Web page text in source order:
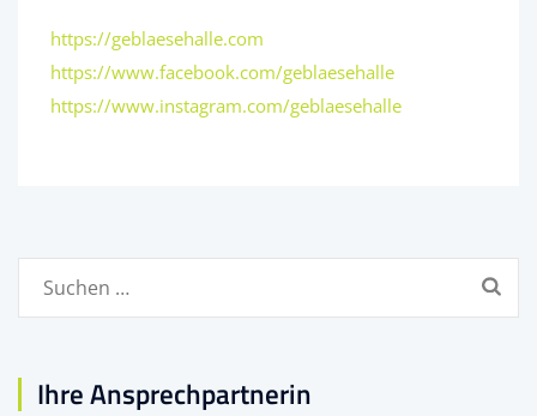
https://geblaesehalle.com
https://www.facebook.com/geblaesehalle
https://www.instagram.com/geblaesehalle
Ihre Ansprechpartnerin